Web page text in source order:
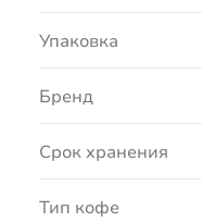
Упаковка
Бренд
Срок хранения
Тип кофе